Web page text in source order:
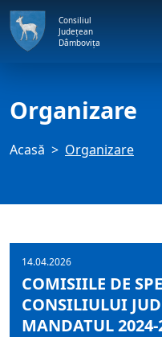
Consiliul
Județean
Dâmbovița
Organizare
Acasă Organizare
14.04.2026
COMISIILE DE
CONSILIULUI
MANDATUL 2024-